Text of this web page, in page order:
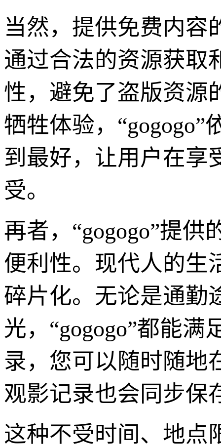
当然，提供免费内容
通过合法的资源获取
性，避免了盗版资源
牺牲体验，
到最好，让用户在享
受。
再者，“gogogo”提
便利性。现代人的生
碎片化。无论是通勤
光，“gogogo”都能
录，您可以随时随地
观影记录也会同步保
这种不受时间、地点